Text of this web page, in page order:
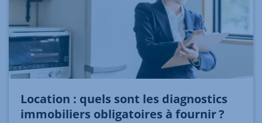
Location : quels sont les diagnostics
immobiliers obligatoires à fournir ?